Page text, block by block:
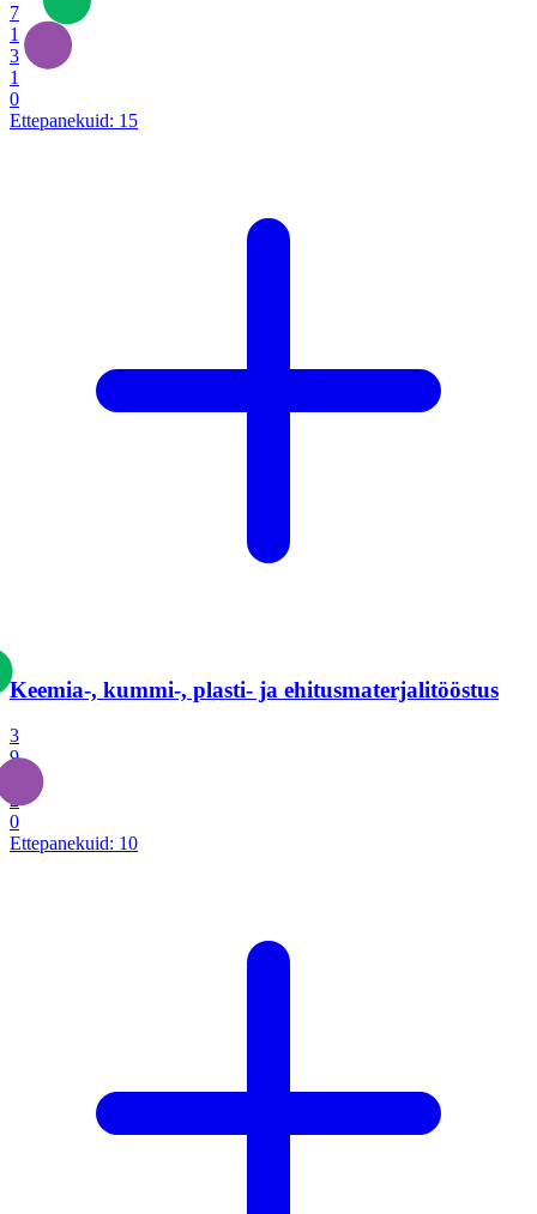
7
1
3
1
0
Ettepanekuid: 15
Keemia-, kummi-, plasti- ja ehitusmaterjalitööstus
3
9
2
0
Ettepanekuid: 10